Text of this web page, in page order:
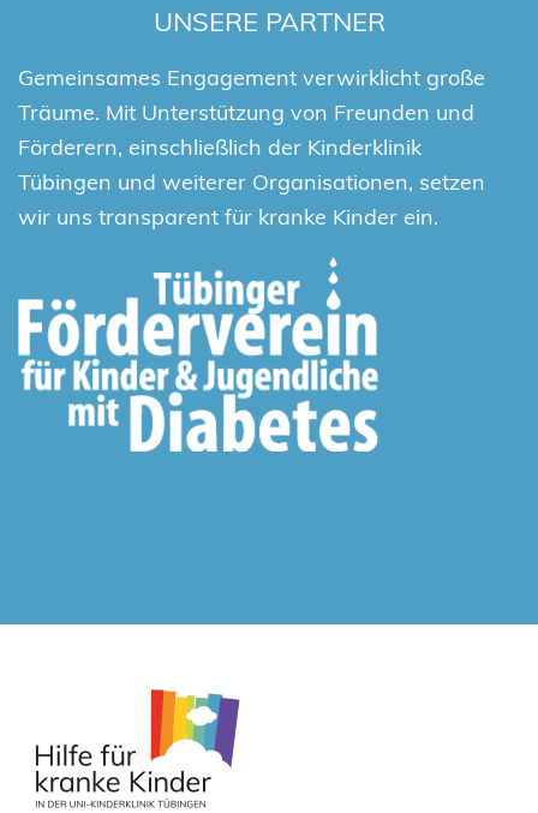
UNSERE PARTNER
Gemeinsames Engagement verwirklicht große
Träume. Mit Unterstützung von Freunden und
Förderern, einschließlich der Kinderklinik
Tübingen und weiterer Organisationen, setzen
wir uns transparent für kranke Kinder ein.